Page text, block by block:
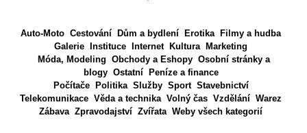
Auto-Moto Cestování Dům a bydlení Erotika
Filmy a hudba
Galerie
Instituce Internet Kultura
Marketing
Móda, Modeling Obchody a Eshopy Osobní stránky a
blogy Ostatní
Peníze a finance
Počítače
Politika Služby Sport Stavebnictví
Telekomunikace Věda a technika Volný čas Vzdělání Warez
Zábava Zpravodajství Zvířata Weby všech kategorií